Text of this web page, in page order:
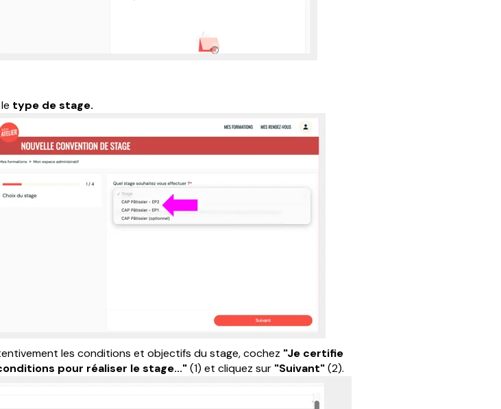
type de stage.
les conditions et objectifs du stage, cochez "Je certifie
pour réaliser le stage..."(1) et cliquez sur "Suivant"(2).